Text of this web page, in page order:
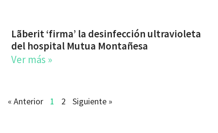
Lãberit ‘firma’ la desinfección ultravioleta
del hospital Mutua Montañesa
Ver más »
« Anterior 1 2 Siguiente »